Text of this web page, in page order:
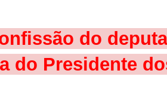
do
do Presidente